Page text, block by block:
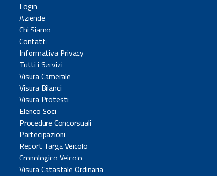
Login
Aziende
Chi Siamo
Contatti
Informativa Privacy
Tutti i Servizi
Visura Camerale
Visura Bilanci
Visura Protesti
Elenco Soci
Procedure Concorsuali
Partecipazioni
Report Targa Veicolo
Cronologico Veicolo
Visura Catastale Ordinaria